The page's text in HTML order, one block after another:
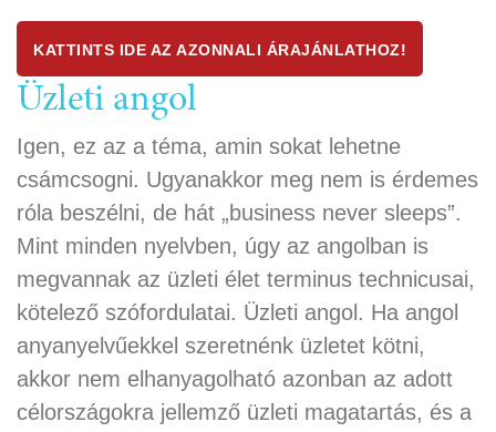
KATTINTS IDE AZ AZONNALI ÁRAJÁNLATHOZ!
Üzleti angol
Igen, ez az a téma, amin sokat lehetne
csámcsogni. Ugyanakkor meg nem is érdemes
róla beszélni, de hát „business never sleeps”.
Mint minden nyelvben, úgy az angolban is
megvannak az üzleti élet terminus technicusai,
kötelező szófordulatai. Üzleti angol. Ha angol
anyanyelvűekkel szeretnénk üzletet kötni,
akkor nem elhanyagolható azonban az adott
célországokra jellemző üzleti magatartás, és a